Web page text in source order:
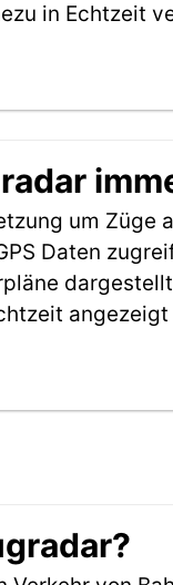
in Echtzeit
um Züge
Daten